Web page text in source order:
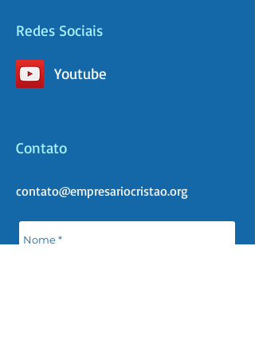
Redes Sociais
Youtube
Contato
contato@empresariocristao.org